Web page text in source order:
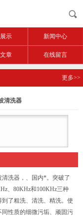
示 新闻中心
章 在线留言
更多>>
清洗器
洗器，、国内*。突破了
、80KHz和100KHz三种
了粗洗、清洗、精洗。使
性质的细微污垢、顽固污